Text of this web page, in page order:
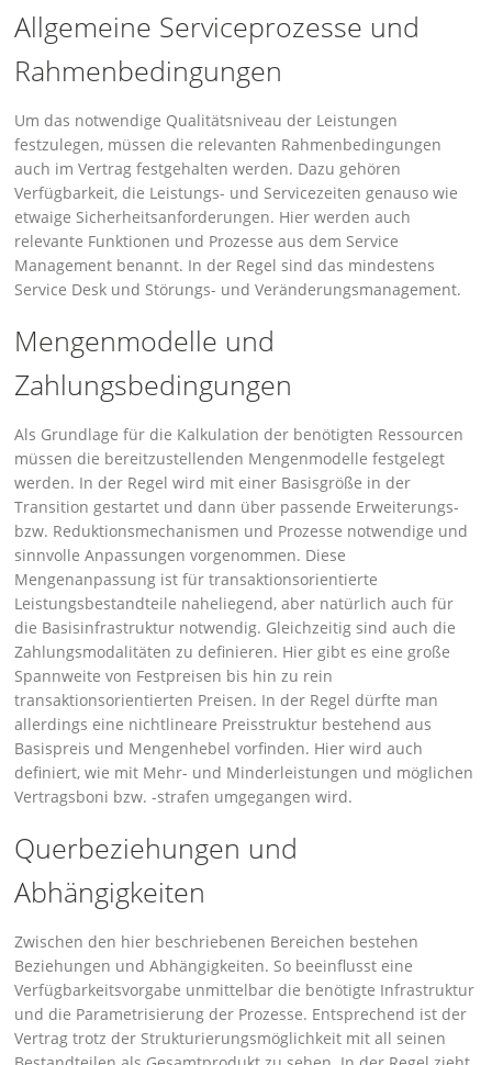
Allgemeine Serviceprozesse und
Rahmenbedingungen
Um das notwendige Qualitätsniveau der Leistungen
festzulegen, müssen die relevanten Rahmenbedingungen
auch im Vertrag festgehalten werden. Dazu gehören
Verfügbarkeit, die Leistungs- und Servicezeiten genauso wie
etwaige Sicherheitsanforderungen. Hier werden auch
relevante Funktionen und Prozesse aus dem Service
Management benannt. In der Regel sind das mindestens
Service Desk und Störungs- und Veränderungsmanagement.
Mengenmodelle und
Zahlungsbedingungen
Als Grundlage für die Kalkulation der benötigten Ressourcen
müssen die bereitzustellenden Mengenmodelle festgelegt
werden. In der Regel wird mit einer Basisgröße in der
Transition gestartet und dann über passende Erweiterungs-
bzw. Reduktionsmechanismen und Prozesse notwendige und
sinnvolle Anpassungen vorgenommen. Diese
Mengenanpassung ist für transaktionsorientierte
Leistungsbestandteile naheliegend, aber natürlich auch für
die Basisinfrastruktur notwendig. Gleichzeitig sind auch die
Zahlungsmodalitäten zu definieren. Hier gibt es eine große
Spannweite von Festpreisen bis hin zu rein
transaktionsorientierten Preisen. In der Regel dürfte man
allerdings eine nichtlineare Preisstruktur bestehend aus
Basispreis und Mengenhebel vorfinden. Hier wird auch
definiert, wie mit Mehr- und Minderleistungen und möglichen
Vertragsboni bzw. -strafen umgegangen wird.
Querbeziehungen und
Abhängigkeiten
Zwischen den hier beschriebenen Bereichen bestehen
Beziehungen und Abhängigkeiten. So beeinflusst eine
Verfügbarkeitsvorgabe unmittelbar die benötigte Infrastruktur
und die Parametrisierung der Prozesse. Entsprechend ist der
Vertrag trotz der Strukturierungsmöglichkeit mit all seinen